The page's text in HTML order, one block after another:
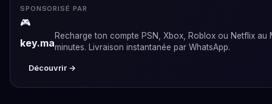
SPONSORISÉ PAR
🎮
key.ma
Recharge ton compte PSN, Xbox, Roblox ou Netflix au
minutes. Livraison instantanée par WhatsApp.
Découvrir →